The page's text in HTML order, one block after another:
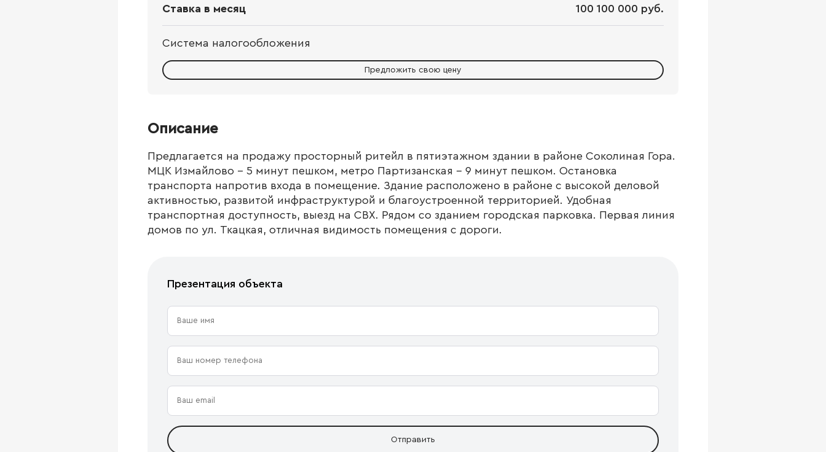
Ставка в месяц 100 100 000 руб.
Система налогообложения
Предложить свою цену
Описание
Предлагается на продажу просторный ритейл в пятиэтажном здании в районе Соколиная Гора.
МЦК Измайлово - 5 минут пешком, метро Партизанская - 9 минут пешком. Остановка
транспорта напротив входа в помещение. Здание расположено в районе с высокой деловой
активностью, развитой инфраструктурой и благоустроенной территорией. Удобная
транспортная доступность, выезд на СВХ. Рядом со зданием городская парковка. Первая линия
домов по ул. Ткацкая, отличная видимость помещения с дороги.
Презентация объекта
Отправить